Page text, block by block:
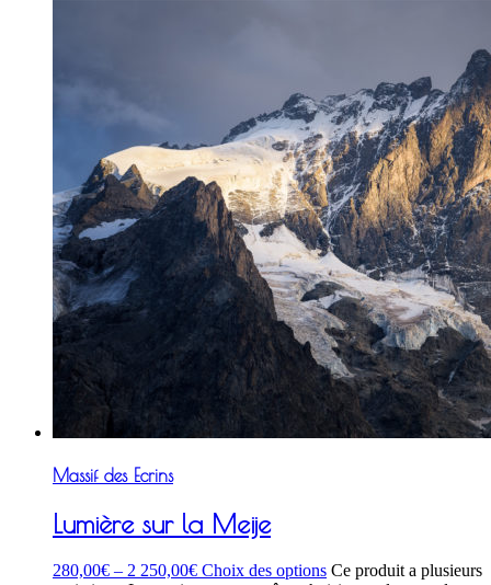
Massif des Ecrins
Lumière sur la Meije
280,00€ – 2 250,00€ Choix des options Ce produit a plusieurs